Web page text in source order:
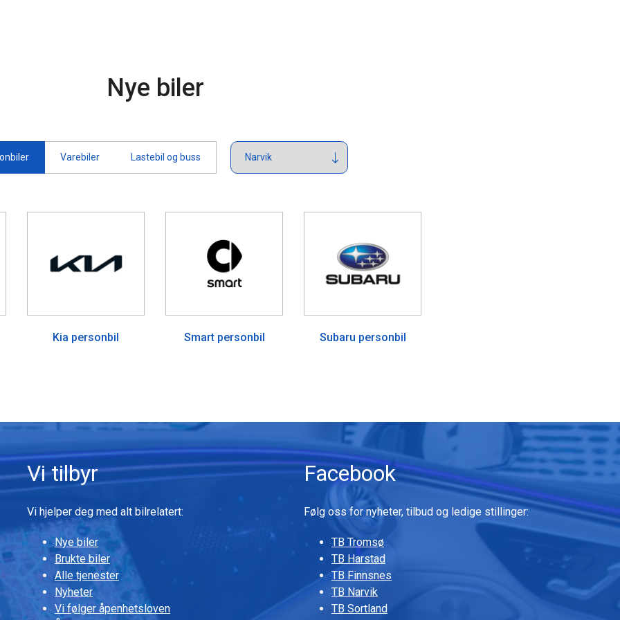
Nye biler
Varebiler Lastebil og buss
Kia personbil Smart personbil Subaru personbil
Vi tilbyr
Vi hjelper deg med alt bilrelatert:
Nye biler
Brukte biler
Alle tjenester
Nyheter
Vi følger åpenhetsloven
Facebook
Følg oss for nyheter, tilbud og ledige stillinger:
TB Tromsø
TB Harstad
TB Finnsnes
TB Narvik
TB Sortland